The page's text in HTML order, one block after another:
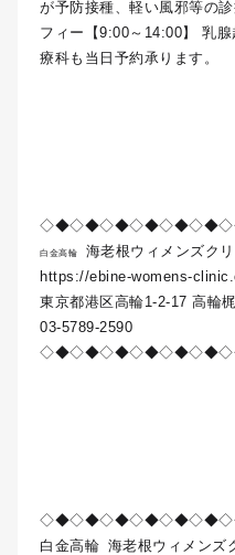
が予防接種、軽い風邪等の
フィー【9:00～14:00】 乳
療科も当日予約承ります。
白金高輪
海老根ウィメンズク
https://ebine-womens-
東京都港区高輪1-2-17 高輪
03-5789-2590
白金高輪 海老根ウィメンズ